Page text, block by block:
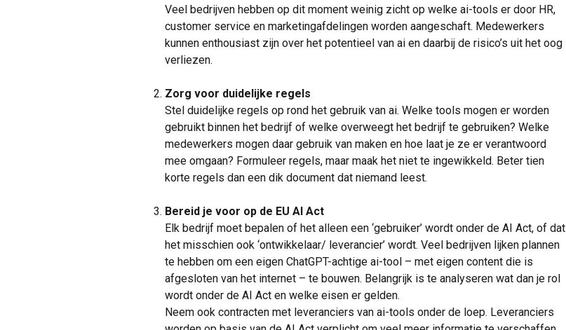
Veel bedrijven hebben op dit moment weinig zicht op welke ai-tools er door HR,
customer service en marketingafdelingen worden aangeschaft. Medewerkers
kunnen enthousiast zijn over het potentieel van ai en daarbij de risico’s uit het oog
verliezen.
Zorg voor duidelijke regels
Stel duidelijke regels op rond het gebruik van ai. Welke tools mogen er worden
gebruikt binnen het bedrijf of welke overweegt het bedrijf te gebruiken? Welke
medewerkers mogen daar gebruik van maken en hoe laat je ze er verantwoord
mee omgaan? Formuleer regels, maar maak het niet te ingewikkeld. Beter tien
korte regels dan een dik document dat niemand leest.
Bereid je voor op de EU AI Act
Elk bedrijf moet bepalen of het alleen een ‘gebruiker’ wordt onder de AI Act, of dat
het misschien ook ‘ontwikkelaar/ leverancier’ wordt. Veel bedrijven lijken plannen
te hebben om een eigen ChatGPT-achtige ai-tool – met eigen content die is
afgesloten van het internet – te bouwen. Belangrijk is te analyseren wat dan je rol
wordt onder de AI Act en welke eisen er gelden.
Neem ook contracten met leveranciers van ai-tools onder de loep. Leveranciers